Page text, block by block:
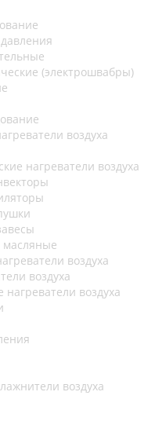
(электрошвабры)
воздуха
нагреватели воздуха
масляные
воздуха
воздуха
воздуха
воздуха